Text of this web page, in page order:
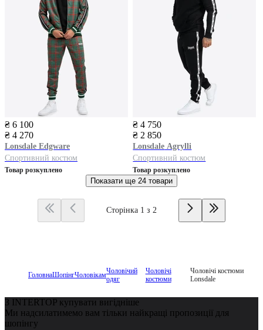
₴ 6 100
₴ 4 270
Lonsdale Edgware
Спортивний костюм
Товар розкуплено
₴ 4 750
₴ 2 850
Lonsdale Agrylli
Спортивний костюм
Товар розкуплено
Показати ще 24 товари
Сторінка 1 з 2
ГоловнаШопінгЧоловікамЧоловічий
одяг
Чоловічі
костюми
Чоловічі костюми
Lonsdale
З INTERTOP купувати вигідніше
Ми надсилатимемо вам тільки найкращі пропозиції для
шопінгу